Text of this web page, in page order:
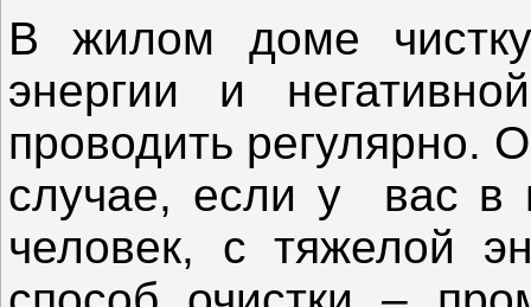
В жилом доме
энергии и
проводить регулярно.
случае, если у вас в
человек, с тяжелой